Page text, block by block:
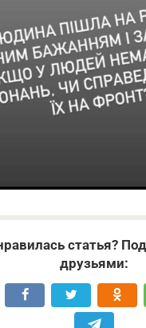
статья?
друзьями: